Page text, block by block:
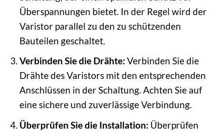
Überspannungen bietet. In der Regel wird der
Varistor parallel zu den zu schützenden
Bauteilen geschaltet.
Verbinden Sie die Drähte: Verbinden Sie die
Drähte des Varistors mit den entsprechenden
Anschlüssen in der Schaltung. Achten Sie auf
eine sichere und zuverlässige Verbindung.
Überprüfen Sie die Installation: Überprüfen